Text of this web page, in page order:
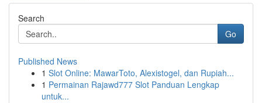
Search
Go
Published News
1 Slot Online: MawarToto, Alexistogel, dan Rupiah...
1 Permainan Rajawd777 Slot Panduan Lengkap
untuk...